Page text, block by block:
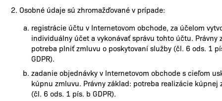
Osobné údaje sú zhromažďované v prípade:
registrácie účtu v Internetovom obchode, za účelom
individuálny účet a vykonávať správu tohto účtu. Právny
potreba plniť zmluvu o poskytovaní služby (čl. 6 ods. 1
GDPR).
zadanie objednávky v Internetovom obchode s cieľom
kúpnu zmluvu. Právny základ: potreba realizácie kúpnej
(čl. 6 ods. 1 pís. b GDPR).